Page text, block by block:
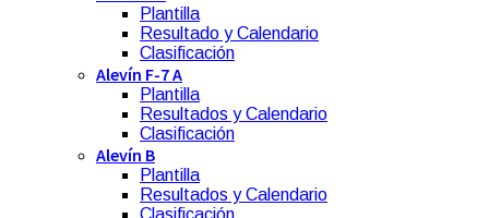
Plantilla
Resultado y Calendario
Clasificación
Alevín F-7 A
Plantilla
Resultados y Calendario
Clasificación
Alevín B
Plantilla
Resultados y Calendario
Clasificación